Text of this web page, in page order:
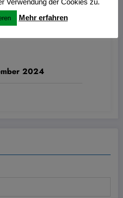
2024
Verwendung der Cookies zu.
Mehr erfahren